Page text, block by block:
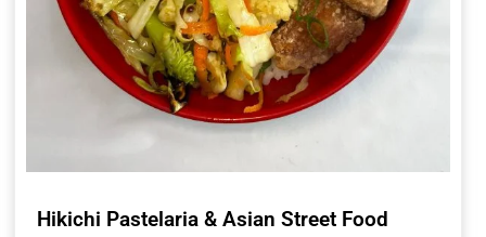
Hikichi Pastelaria & Asian Street Food